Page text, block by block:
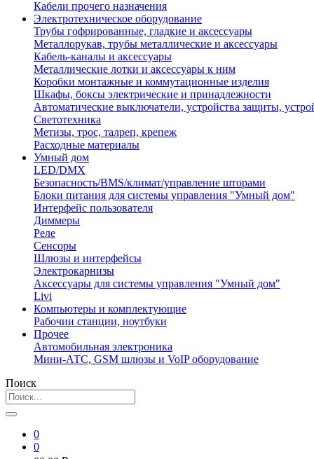
Кабели прочего назначения
Электротехническое оборудование
Трубы гофрированные, гладкие и аксессуары
Металлорукав, трубы металлические и аксессуары
Кабель-каналы и аксессуары
Металлические лотки и аксессуары к ним
Коробки монтажные и коммутационные изделия
Шкафы, боксы электрические и принадлежности
Автоматические выключатели, устройства защиты,
Светотехника
Метизы, трос, талреп, крепеж
Расходные материалы
Умный дом
LED/DMX
Безопасность/BMS/климат/управление шторами
Блоки питания для системы управления "Умный дом"
Интерфейс пользователя
Диммеры
Реле
Сенсоры
Шлюзы и интерфейсы
Электрокарнизы
Аксессуары для системы управления "Умный дом"
Livi
Компьютеры и комплектующие
Рабочии станции, ноутбуки
Прочее
Автомобильная электроника
Мини-АТС, GSM шлюзы и VoIP оборудование
Поиск
0
0